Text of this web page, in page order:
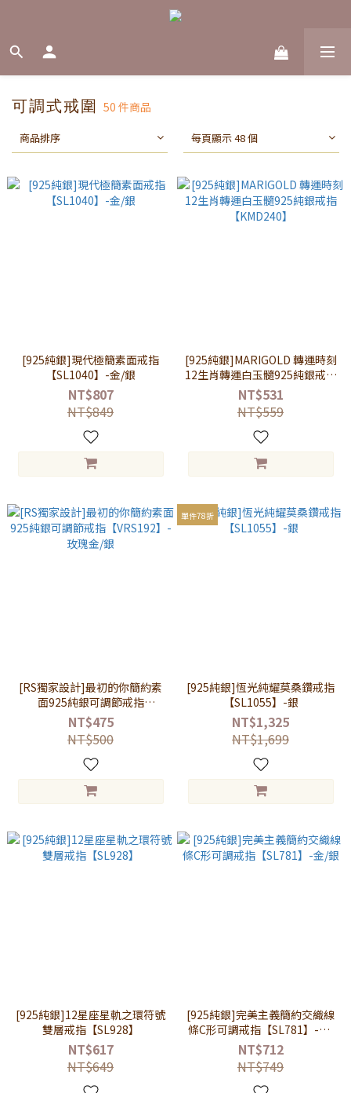
可調式戒圍 50 件商品
商品排序 每頁顯示 48 個
[925純銀]現代極簡素面戒指
【SL1040】-金/銀
NT$807
NT$849
[925純銀]MARIGOLD 轉運時刻
12生肖轉運白玉髓925純銀戒指
【KMD240】
NT$531
NT$559
[RS獨家設計]最初的你簡約素
面925純銀可調節戒指
【VRS192】-玫瑰金/銀
NT$475
NT$500
單件78折
[925純銀]恆光純耀莫桑鑽戒指
【SL1055】-銀
NT$1,325
NT$1,699
[925純銀]12星座星軌之環符號
雙層戒指【SL928】
NT$617
NT$649
[925純銀]完美主義簡約交織線
條C形可調戒指【SL781】-金/
銀
NT$712
NT$749